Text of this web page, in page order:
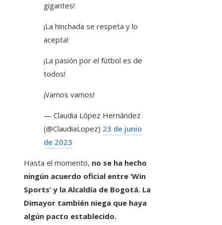
gigantes!
¡La hinchada se respeta y lo
acepta!
¡La pasión por el fútbol es de
todos!
¡Vamos vamos!
— Claudia López Hernández
(@ClaudiaLopez) 23 de junio
de 2023
Hasta el momento, no se ha hecho
ningún acuerdo oficial entre ‘Win
Sports’ y la Alcaldía de Bogotá. La
Dimayor también niega que haya
algún pacto establecido.